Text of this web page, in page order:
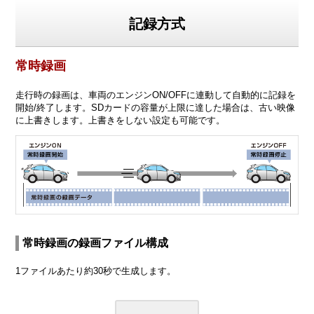
記録方式
常時録画
走行時の録画は、車両のエンジンON/OFFに連動して自動的に記録を
開始/終了します。SDカードの容量が上限に達した場合は、古い映像
に上書きします。上書きをしない設定も可能です。
常時録画の録画ファイル構成
1ファイルあたり約30秒で生成します。